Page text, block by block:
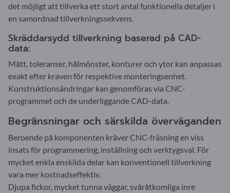
det möjligt att tillverka ett stort antal funktionella detaljer i
en samordnad tillverkningssekvens.
Skräddarsydd tillverkning baserad på CAD-
data:
Mått, toleranser, hålmönster, konturer och ytor kan anpassas
exakt efter kraven för respektive monteringsenhet.
Konstruktionsändringar kan genomföras via CNC-
programmet och de underliggande CAD-data.
Begränsningar och särskilda överväganden
Beroende på komponenten kräver CNC-fräsning en viss
insats för programmering, inställning och verktygsval. För
mycket enkla enskilda delar kan konventionell tillverkning
vara mer kostnadseffektiv.
Djupa fickor, mycket tunna väggar, svåråtkomliga inre